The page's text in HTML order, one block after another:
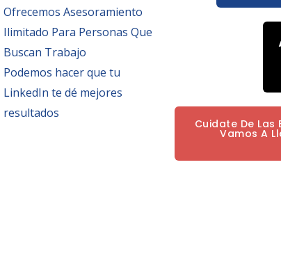
Ofrecemos Asesoramiento
Ilimitado Para Personas Que
Buscan Trabajo
Podemos hacer que tu
LinkedIn te dé mejores
resultados
Cuidate De Las
Vamos A